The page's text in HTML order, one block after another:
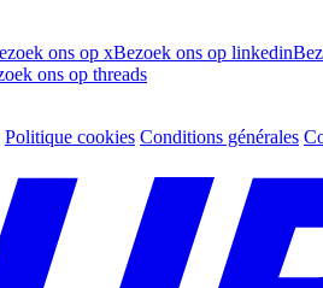
ons op xBezoek ons op linkedin
ons op threads
Politique cookies Conditions générales